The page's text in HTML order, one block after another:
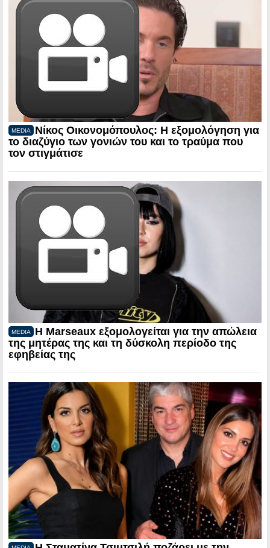
MEDIA
Νίκος Οικονομόπουλος: Η εξομολόγηση για
το διαζύγιο των γονιών του και το τραύμα που
τον στιγμάτισε
MEDIA
Η Marseaux εξομολογείται για την απώλεια
της μητέρας της και τη δύσκολη περίοδο της
εφηβείας της